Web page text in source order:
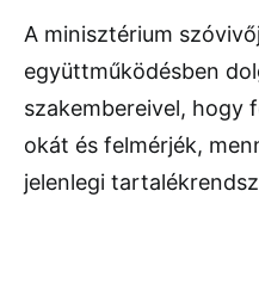
A minisztérium
együttműködésben
szakembereivel, hogy
okát és felmérjék,
jelenlegi